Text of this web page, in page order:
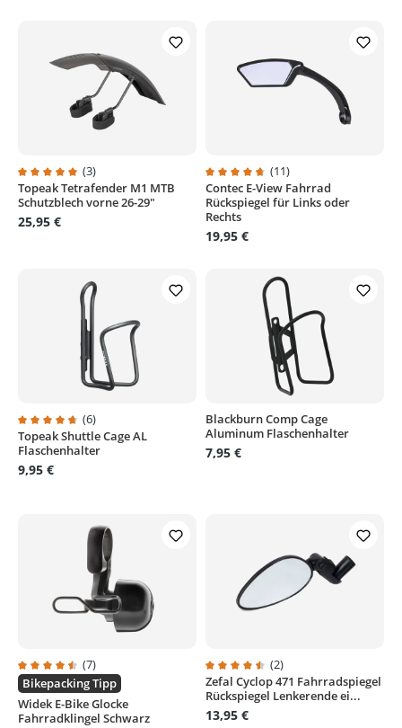
Durchschnittliche Bewertung von 5 von 5 Sternen
(3)
Topeak Tetrafender M1 MTB
Schutzblech vorne 26-29"
25,95 €
Durchschnittliche Bewertung
(11)
Contec E-View Fahrrad
Rückspiegel für Links oder
Rechts
19,95 €
Durchschnittliche Bewertung von 4.8 von 5 Sternen
(6)
Topeak Shuttle Cage AL
Flaschenhalter
9,95 €
Blackburn Comp Cage
Aluminum Flaschenhalter
7,95 €
Durchschnittliche Bewertung von 4.4 von 5 Sternen
(7)
Bikepacking Tipp
Widek E-Bike Glocke
Fahrradklingel Schwarz
Durchschnittliche Bewertung
(2)
Zefal Cyclop 471 Fahrradspiegel
Rückspiegel Lenkerende ei...
13,95 €